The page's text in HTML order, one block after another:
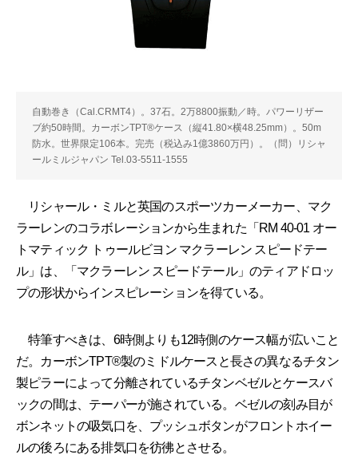
自動巻き（Cal.CRMT4）。37石。2万8800振動／時。パワーリザー
ブ約50時間。カーボンTPT®ケース（縦41.80×横48.25mm）。50m
防水。世界限定106本。完売（税込み1億3860万円）。（問）リシャ
ールミルジャパン Tel.03-5511-1555
リシャール・ミルと英国のスポーツカーメーカー、マク
ラーレンのコラボレーションから生まれた「RM 40-01 オー
トマティック トゥールビヨン マクラーレン スピードテー
ル」は、「マクラーレン スピードテール」のティアドロッ
プの形状からインスピレーションを得ている。
特筆すべきは、6時側よりも12時側のケース幅が広いこと
だ。カーボンTPT®製のミドルケースと長さの異なるチタン
製ピラーによって分離されているチタンベゼルとケースバ
ックの間は、テーパーが施されている。ベゼルの刻み目が
ボンネットの吸気口を、プッシュボタンがフロントホイー
ルの後ろにある排気口を彷彿とさせる。